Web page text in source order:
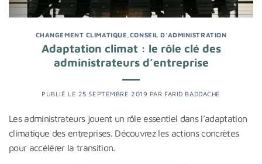
CHANGEMENT CLIMATIQUE CONSEIL D'ADMINISTRATION
Adaptation climat : le rôle clé des
administrateurs d’entreprise
PUBLIÉ LE 25 SEPTEMBRE 2019 PAR FARID BADDACHE
Les administrateurs jouent un rôle essentiel dans l’adaptation
climatique des entreprises. Découvrez les actions concrètes
pour accélérer la transition.